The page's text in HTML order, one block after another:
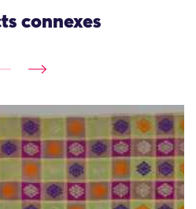
connexes